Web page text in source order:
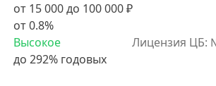
от 15 000 до 100 000 ₽
от 0.8%
Высокое
Лицензия ЦБ: